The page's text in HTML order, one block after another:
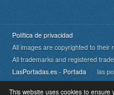
This website uses cookies to
Política de privacidad
All images are copyrighted to their
All trademarks and registered
LasPortadas.es - Portada las